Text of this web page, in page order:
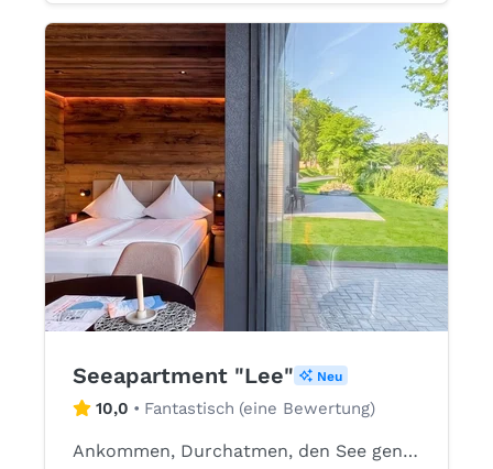
Seeapartment "Lee" Neu
10,0 • Fantastisch (eine Bewertung)
Ankommen, Durchatmen, den See genießen.